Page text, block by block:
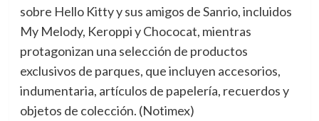
sobre Hello Kitty y sus amigos de Sanrio, incluidos
My Melody, Keroppi y Chococat, mientras
protagonizan una selección de productos
exclusivos de parques, que incluyen accesorios,
indumentaria, artículos de papelería, recuerdos y
objetos de colección. (Notimex)